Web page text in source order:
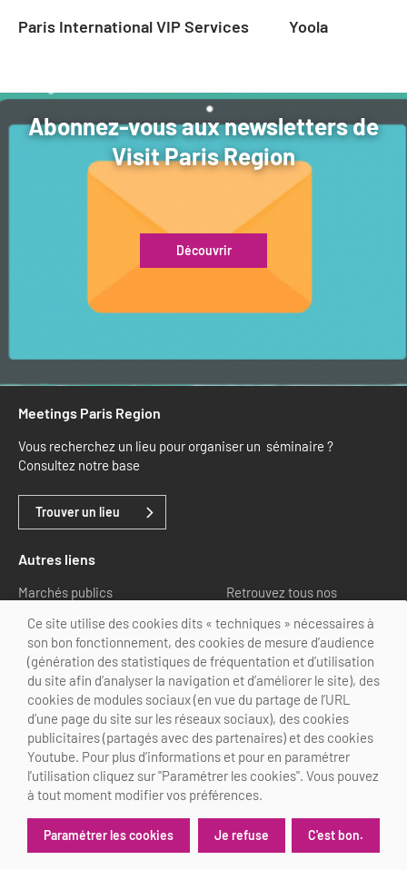
Paris International VIP Services Yoola
Abonnez-vous aux newsletters de
Visit Paris Region
Découvrir
Meetings Paris Region
Vous recherchez un lieu pour organiser un séminaire ?
Consultez notre base
Trouver un lieu
Autres liens
Marchés publics
Retrouvez tous nos
Nous suivre
@Choose Paris Region
Mentions légales
Crédits Personnalisation des cookies
Ce site utilise des cookies dits « techniques » nécessaires à
son bon fonctionnement, des cookies de mesure d’audience
(génération des statistiques de fréquentation et d’utilisation
du site afin d’analyser la navigation et d’améliorer le site), des
cookies de modules sociaux (en vue du partage de l’URL
d’une page du site sur les réseaux sociaux), des cookies
publicitaires (partagés avec des partenaires) et des cookies
Youtube. Pour plus d’informations et pour en paramétrer
l’utilisation cliquez sur "Paramétrer les cookies". Vous pouvez
à tout moment modifier vos préférences.
Paramétrer les cookies Je refuse C'est bon.